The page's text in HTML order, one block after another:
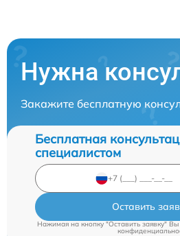
Нужна
Закажите бесплатную
Бесплатная
специалистом
Оставить
Нажимая на кнопку "Оставить заявку"